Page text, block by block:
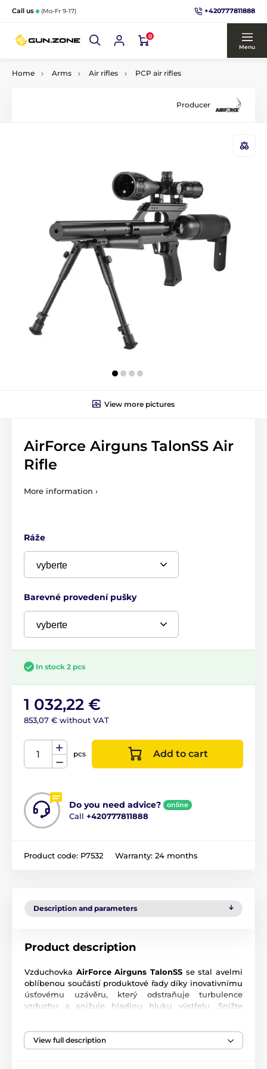
Call us (Mo-Fr 9-17) +420777811888
0
Menu
Home Arms Air rifles PCP air rifles
Producer
View more pictures
AirForce Airguns TalonSS Air
Rifle
More information ›
Ráže
Barevné provedení pušky
In stock 2 pcs
1 032,22 €
853,07 € without VAT
pcs Add to cart
Do you need advice? online
Call +420777811888
Product code: P7532 Warranty: 24 months
Description and parameters
Product description
Vzduchovka AirForce Airguns TalonSS se stal avelmi
oblíbenou součástí produktové řady díky inovativnímu
úsťovému uzávěru, který odstraňuje turbulence
vzduchu a snižuje hladinu hluku výstřelu. Snižte
vyznačuje vylepšenými možnostmi redukce zvuku,
aby se minimalizovala hladina hluku při výstřelu.
View full description